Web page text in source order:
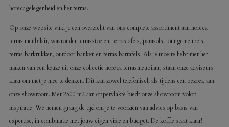
horecagelegenheid en het terras.
Op onze website vind je een overzicht van ons complete assortiment aan horeca
terras meubilair, waaronder terrasstoelen, terrastafels, parasols, loungemeubels,
terras barkrukken, outdoor banken en terras bartafels. Als je moeite hebt met het
maken van een keuze uit onze collectie horeca terrasmeubilair, staan onze adviseurs
klaar om met je mee te denken. Dit kan zowel telefonisch als tijdens een bezoek aan
onze showroom. Met 2500 m2 aan oppervlakte biedt onze showroom volop
inspiratie. We nemen graag de tijd om je te voorzien van advies op basis van
expertise, in combinatie met jouw eigen visie en budget. De koffie staat klaar!